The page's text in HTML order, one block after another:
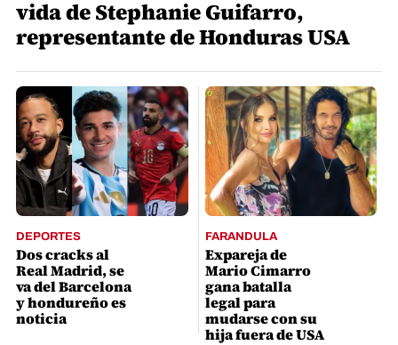
vida de Stephanie Guifarro,
representante de Honduras USA
DEPORTES
Dos cracks al
Real Madrid, se
va del Barcelona
y hondureño es
noticia
FARANDULA
Expareja de
Mario Cimarro
gana batalla
legal para
mudarse con su
hija fuera de USA